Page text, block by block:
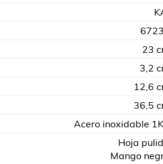
23
3,2
12,6
36,5
Acero inoxidable
Hoja
Mango